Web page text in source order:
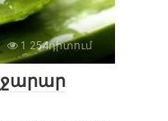
1 254դիտում